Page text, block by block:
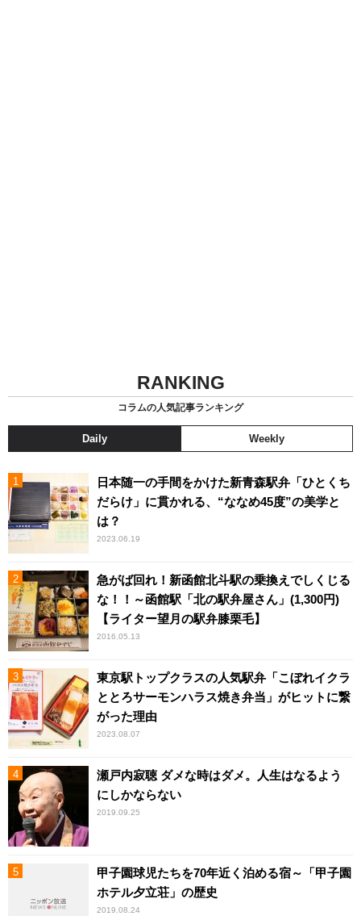
RANKING
コラムの人気記事ランキング
Daily Weekly
日本随一の手間をかけた新青森駅弁「ひとくち
だらけ」に貫かれる、“ななめ45度”の美学と
は？
2023.06.19
急がば回れ！新函館北斗駅の乗換えでしくじる
な！！～函館駅「北の駅弁屋さん」(1,300円)
【ライター望月の駅弁膝栗毛】
2016.05.13
東京駅トップクラスの人気駅弁「こぼれイクラ
ととろサーモンハラス焼き弁当」がヒットに繋
がった理由
2023.08.07
瀬戸内寂聴 ダメな時はダメ。人生はなるよう
にしかならない
2019.09.25
甲子園球児たちを70年近く泊める宿～「甲子園
ホテル夕立荘」の歴史
2019.08.24